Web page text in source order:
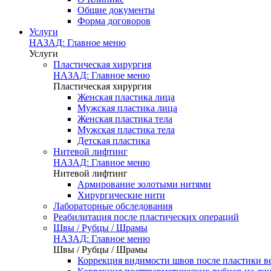
Общие документы
Форма договоров
Услуги
НАЗАД: Главное меню
Услуги
Пластическая хирургия
НАЗАД: Главное меню
Пластическая хирургия
Женская пластика лица
Мужская пластика лица
Женская пластика тела
Мужская пластика тела
Детская пластика
Нитевой лифтинг
НАЗАД: Главное меню
Нитевой лифтинг
Армирование золотыми нитями
Хирургические нити
Лабораторные обследования
Реабилитация после пластических операций
Швы / Рубцы / Шрамы
НАЗАД: Главное меню
Швы / Рубцы / Шрамы
Коррекция видимости швов после пластики